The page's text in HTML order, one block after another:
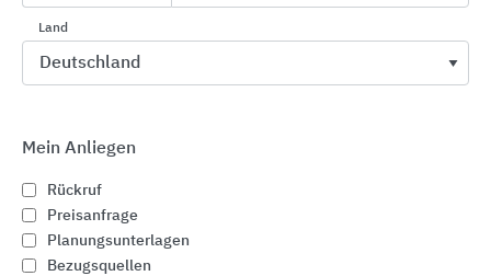
Land
Mein Anliegen
Rückruf
Preisanfrage
Planungsunterlagen
Bezugsquellen